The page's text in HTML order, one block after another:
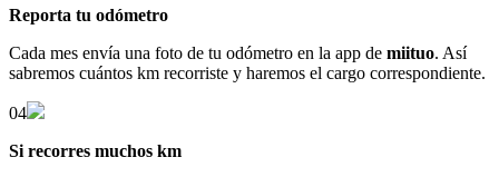
Reporta tu odómetro
Cada mes envía una foto de tu odómetro en la app de miituo. Así
sabremos cuántos km recorriste y haremos el cargo correspondiente.
04
Si recorres muchos km